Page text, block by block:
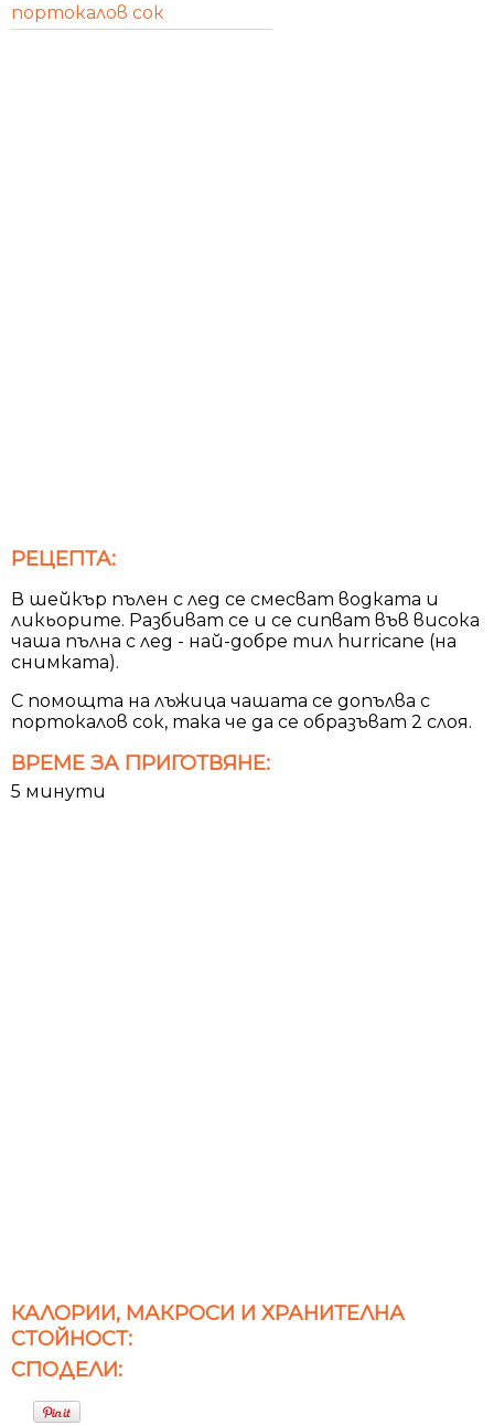
портокалов сок
РЕЦЕПТА:
В шейкър пълен с лед се смесват водката и
ликьорите. Разбиват се и се сипват във висока
чаша пълна с лед - най-добре тил hurricane (на
снимката).
С помощта на лъжица чашата се допълва с
портокалов сок, така че да се образъват 2 слоя.
ВРЕМЕ ЗА ПРИГОТВЯНЕ:
5 минути
КАЛОРИИ, МАКРОСИ И ХРАНИТЕЛНА
СТОЙНОСТ:
СПОДЕЛИ: